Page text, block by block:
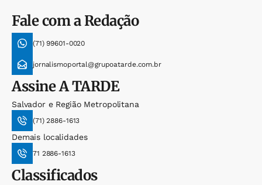
Fale com a Redação
(71) 99601-0020
jornalismoportal@grupoatarde.com.br
AssineA TARDE
Salvador e Região Metropolitana
(71) 2886-1613
Demais localidades
71 2886-1613
Classificados